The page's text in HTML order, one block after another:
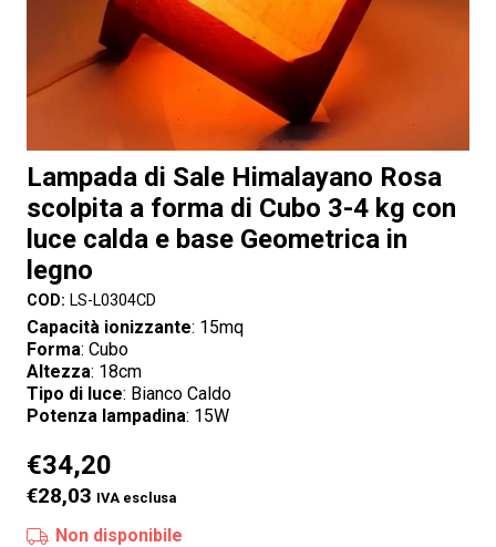
Lampada di Sale Himalayano Rosa
scolpita a forma di Cubo 3-4 kg con
luce calda e base Geometrica in
legno
COD: LS-L0304CD
Capacità ionizzante: 15mq
Forma: Cubo
Altezza: 18cm
Tipo di luce: Bianco Caldo
Potenza lampadina: 15W
€34,20
€28,03 IVA esclusa
Non disponibile